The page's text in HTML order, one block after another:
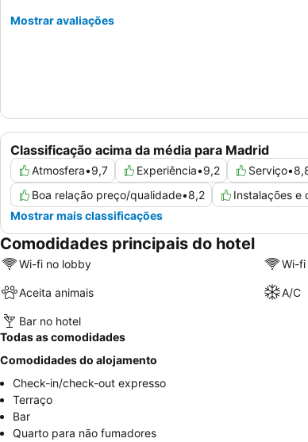
Classificação acima da média para Madrid
Atmosfera•9,7 Experiência•9,2 Serviço•
Boa relação preço/qualidade•8,2 Instalações e
Mostrar mais classificações
Mostrar avaliações
Comodidades principais do hotel
Wi-fi no lobby Wi-fi
Aceita animais A/C
Bar no hotel
Todas as comodidades
Comodidades do alojamento
Check-in/check-out expresso
Terraço
Bar
Quarto para não fumadores